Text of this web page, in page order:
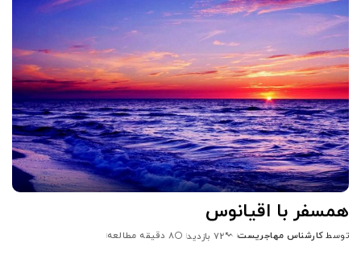
همسفر با اقيانوس
ارسال
توسط کارشناس مهاجریست 72 بازدید 8 دقیقه مطالعه